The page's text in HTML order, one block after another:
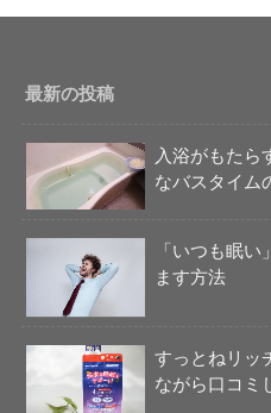
最新の投稿
入浴がもたら
なバスタイム
「いつも眠
ます方法
すっとねリッ
ながら口コミ